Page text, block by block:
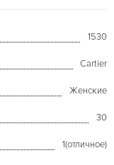
1530
Cartier
Женские
30
1(отличное)